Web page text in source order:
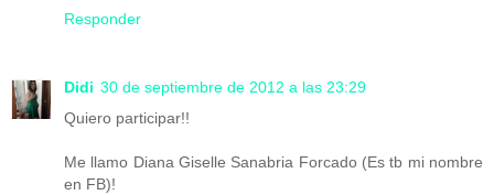
Responder
Didi 30 de septiembre de 2012 a las 23:29
Quiero participar!!
Me llamo Diana Giselle Sanabria Forcado (Es tb mi nombre
en FB)!